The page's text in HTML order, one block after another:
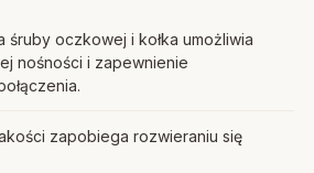
śruby oczkowej i kołka umożliwia
nośności i zapewnienie
zapobiega rozwieraniu się